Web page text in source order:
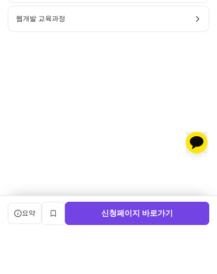
웹개발 교육과정
캠프 요약 정보와 상세 도우미, 북마크, 신청 버튼을 제공한다.
요약
북마크 신청페이지 바로가기